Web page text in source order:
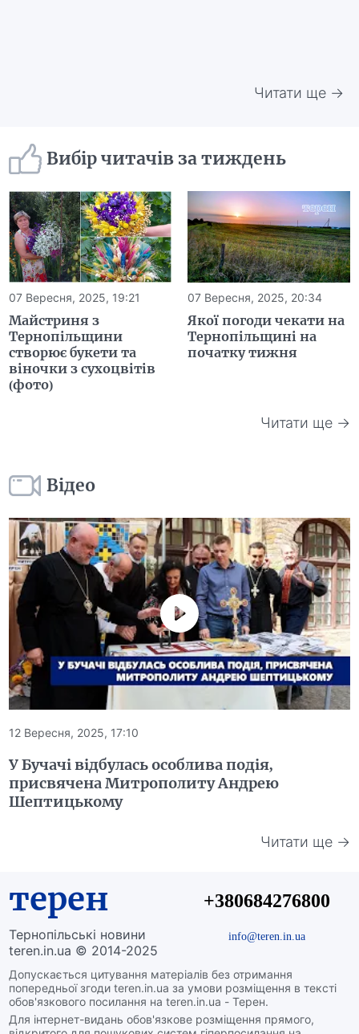
Читати ще →
Вибір читачів за тиждень
07 Вересня, 2025, 19:21
Майстриня з
Тернопільщини
створює букети та
віночки з сухоцвітів
(фото)
07 Вересня, 2025, 20:34
Якої погоди чекати на
Тернопільщині на
початку тижня
Читати ще →
Відео
12 Вересня, 2025, 17:10
У Бучачі відбулась особлива подія,
присвячена Митрополиту Андрею
Шептицькому
Читати ще →
терен
Тернопільські новини
teren.in.ua © 2014-2025
Допускається цитування матеріалів без отримання
попередньої згоди teren.in.ua за умови розміщення в тексті
обов'язкового посилання на teren.in.ua - Терен.
Для інтернет-видань обов'язкове розміщення прямого,
+380684276800
info@teren.in.ua